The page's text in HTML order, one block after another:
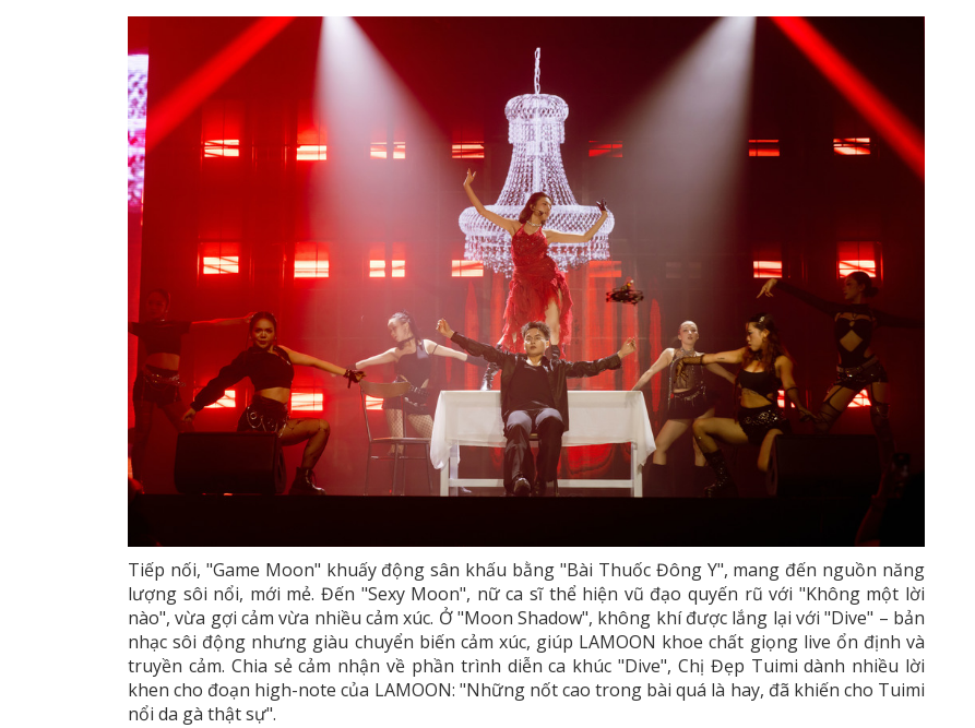
Tiếp nối, "Game Moon" khuấy động sân khấu bằng "Bài Thuốc Đông Y", mang đến nguồn năng
lượng sôi nổi, mới mẻ. Đến "Sexy Moon", nữ ca sĩ thể hiện vũ đạo quyến rũ với "Không một lời
nào", vừa gợi cảm vừa nhiều cảm xúc. Ở "Moon Shadow", không khí được lắng lại với "Dive" – bản
nhạc sôi động nhưng giàu chuyển biến cảm xúc, giúp LAMOON khoe chất giọng live ổn định và
truyền cảm. Chia sẻ cảm nhận về phần trình diễn ca khúc "Dive", Chị Đẹp Tuimi dành nhiều lời
khen cho đoạn high-note của LAMOON: "Những nốt cao trong bài quá là hay, đã khiến cho Tuimi
nổi da gà thật sự".